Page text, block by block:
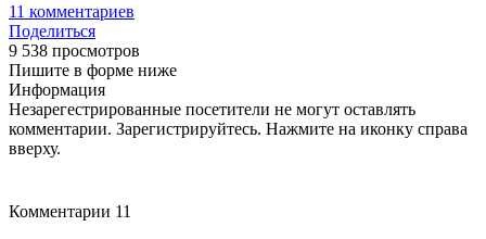
11 комментариев
Поделиться
9 538 просмотров
Пишите в форме ниже
Информация
Незарегестрированные посетители не могут оставлять
комментарии. Зарегистрируйтесь. Нажмите на иконку справа
вверху.
Комментарии 11